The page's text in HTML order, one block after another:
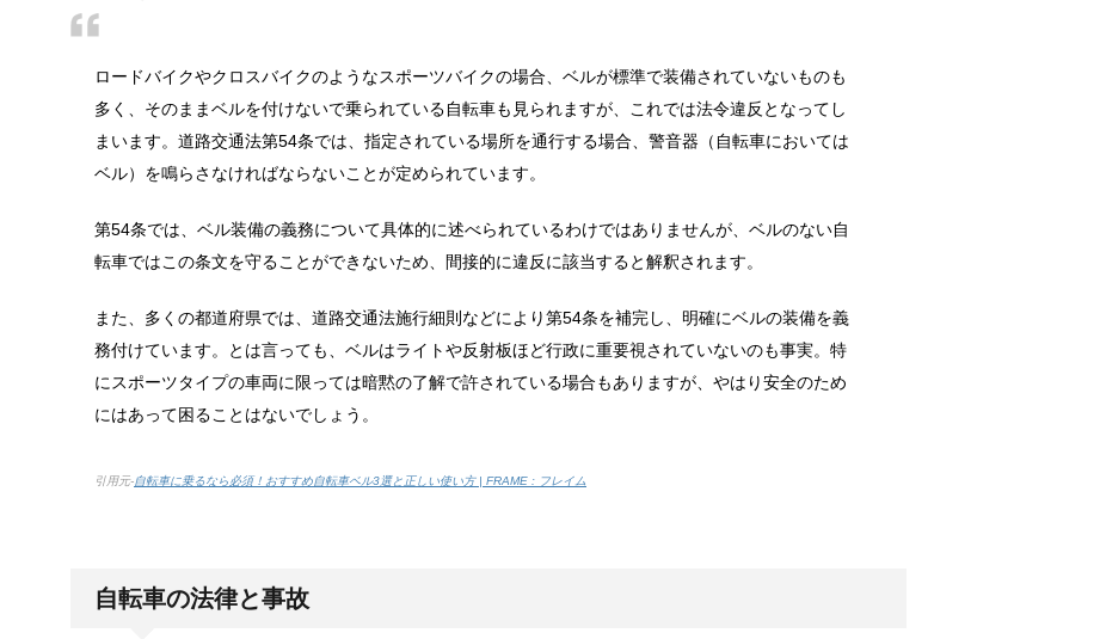
猫と死別。悲しくても最後の挨拶をしましょう。
かつてはペットといえば犬が代表格でしたが、最近では飼われてい...
腹痛、しかも激痛・吐き気もある。どんなことが考えられる？
癒しを与えてくれるメダカ。その産卵時期はいつ？
ロードバイクやクロスバイクのようなスポーツバイクの場合、ベルが標準で装備されていないものも
多く、そのままベルを付けないで乗られている自転車も見られますが、これでは法令違反となってし
まいます。道路交通法第54条では、指定されている場所を通行する場合、警音器（自転車においては
ベル）を鳴らさなければならないことが定められています。
第54条では、ベル装備の義務について具体的に述べられているわけではありませんが、ベルのない自
転車ではこの条文を守ることができないため、間接的に違反に該当すると解釈されます。
また、多くの都道府県では、道路交通法施行細則などにより第54条を補完し、明確にベルの装備を義
務付けています。とは言っても、ベルはライトや反射板ほど行政に重要視されていないのも事実。特
にスポーツタイプの車両に限っては暗黙の了解で許されている場合もありますが、やはり安全のため
にはあって困ることはないでしょう。
引用元-自転車に乗るなら必須！おすすめ自転車ベル3選と正しい使い方 | FRAME : フレイム
自転車の法律と事故